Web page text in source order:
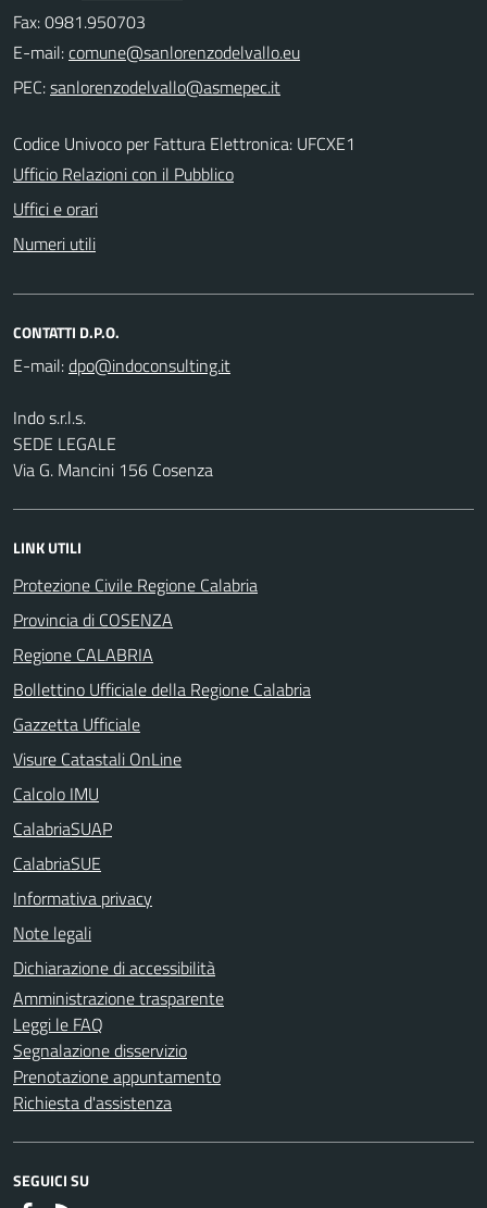
Fax: 0981.950703
E-mail:
PEC:
Codice Univoco per Fattura Elettronica: UFCXE1
Ufficio Relazioni con il Pubblico
Uffici e orari
Numeri utili
CONTATTI D.P.O.
E-mail:
Indo s.r.l.s.
SEDE LEGALE
Via G. Mancini 156 Cosenza
LINK UTILI
Protezione Civile Regione Calabria
Provincia di COSENZA
Regione CALABRIA
Bollettino Ufficiale della Regione Calabria
Gazzetta Ufficiale
Visure Catastali OnLine
Calcolo IMU
CalabriaSUAP
CalabriaSUE
Informativa privacy
Note legali
Dichiarazione di accessibilità
Amministrazione trasparente
Leggi le FAQ
Segnalazione disservizio
Prenotazione appuntamento
Richiesta d'assistenza
SEGUICI SU